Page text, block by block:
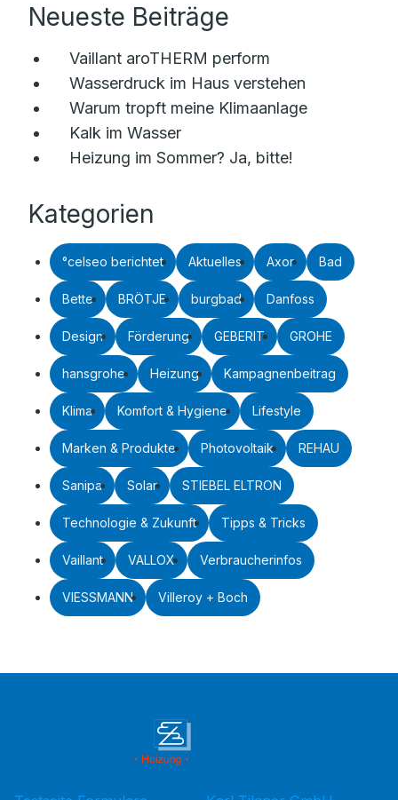
Neueste Beiträge
Vaillant aroTHERM perform
Wasserdruck im Haus verstehen
Warum tropft meine Klimaanlage
Kalk im Wasser
Heizung im Sommer? Ja, bitte!
Kategorien
°celseo berichtet Aktuelles Axor Bad
Bette BRÖTJE burgbad Danfoss
Design Förderung GEBERIT GROHE
hansgrohe Heizung Kampagnenbeitrag
Klima Komfort & Hygiene Lifestyle
Marken & Produkte Photovoltaik REHAU
Sanipa Solar STIEBEL ELTRON
Technologie & Zukunft Tipps & Tricks
Vaillant VALLOX Verbraucherinfos
VIESSMANN Villeroy + Boch